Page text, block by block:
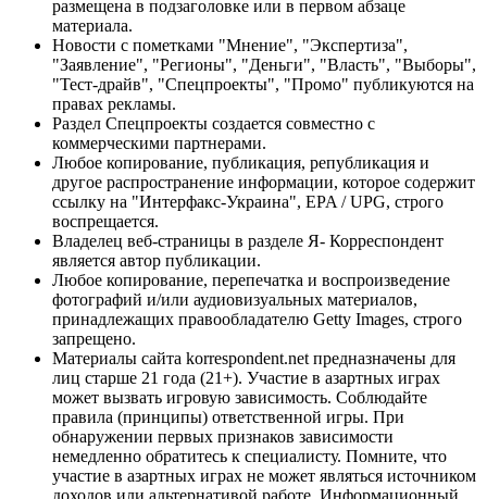
размещена в подзаголовке или в первом абзаце
материала.
Новости с пометками "Мнение", "Экспертиза",
"Заявление", "Регионы", "Деньги", "Власть", "Выборы",
"Тест-драйв", "Спецпроекты", "Промо" публикуются на
правах рекламы.
Раздел Спецпроекты создается совместно с
коммерческими партнерами.
Любое копирование, публикация, републикация и
другое распространение информации, которое содержит
ссылку на "Интерфакс-Украина", EPA / UPG, строго
воспрещается.
Владелец веб-страницы в разделе Я- Корреспондент
является автор публикации.
Любое копирование, перепечатка и воспроизведение
фотографий и/или аудиовизуальных материалов,
принадлежащих правообладателю Getty Images, строго
запрещено.
Материалы сайта korrespondent.net предназначены для
лиц старше 21 года (21+). Участие в азартных играх
может вызвать игровую зависимость. Соблюдайте
правила (принципы) ответственной игры. При
обнаружении первых признаков зависимости
немедленно обратитесь к специалисту. Помните, что
участие в азартных играх не может являться источником